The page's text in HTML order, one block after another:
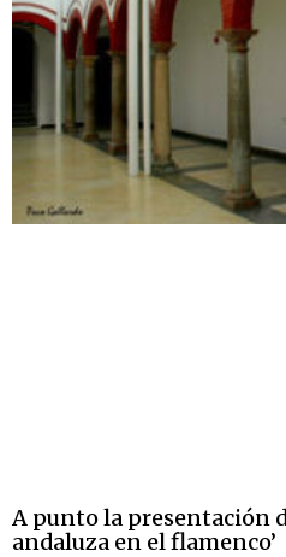
A punto la presentación
andaluza en el flamenco’